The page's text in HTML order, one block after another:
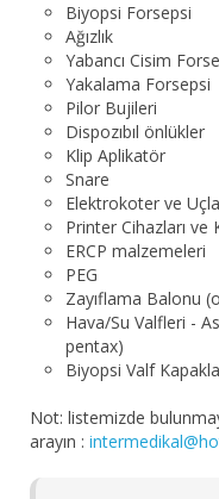
Biyopsi Forsepsi
Ağızlık
Yabancı Cisim
Yakalama Forsepsi
Pilor Bujileri
Dispozıbıl önlükler
Klip Aplikatör
Snare
Elektrokoter ve
Printer Cihazları ve
ERCP malzemeleri
PEG
Zayıflama Balonu
Hava/Su Valfleri -
pentax)
Biyopsi Valf
Not: listemizde
arayın :